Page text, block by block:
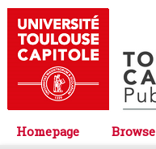
Homepage Browse